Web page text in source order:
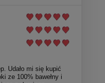
Udało mi się kupić
ze 100% bawełny i